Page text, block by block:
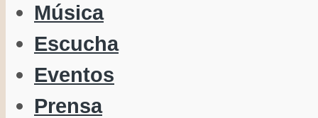
Música
Escucha
Eventos
Prensa